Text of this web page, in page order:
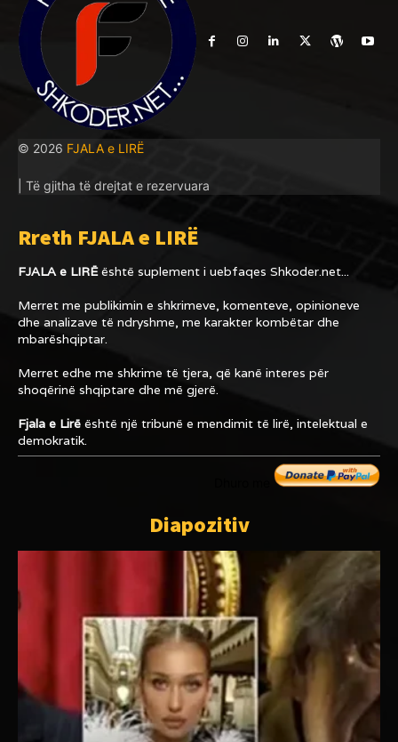
© 2026 FJALA e LIRË
| Të gjitha të drejtat e rezervuara
Rreth FJALA e LIRË
FJALA e LIRËështë suplement i uebfaqes Shkoder.net...
Merret me publikimin e shkrimeve, komenteve, opinioneve
dhe analizave të ndryshme, me karakter kombëtar dhe
mbarëshqiptar.
Merret edhe me shkrime të tjera, që kanë interes për
shoqërinë shqiptare dhe më gjerë.
Fjala e Lirë është një tribunë e mendimit të lirë, intelektual e
demokratik.
Diapozitiv